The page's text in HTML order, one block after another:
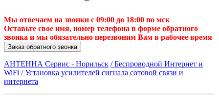
Мы отвечаем на звонки с 09:00 до 18:00 по мск
Оставьте свое имя, номер телефона в форме обратного
звонка и мы обязательно перезвоним Вам в рабочее время
Заказ обратного звонка
АНТЕННА Сервис - Норильск / Беспроводной Интернет и
WiFi / Установка усилителей сигнала сотовой связи и
интернета